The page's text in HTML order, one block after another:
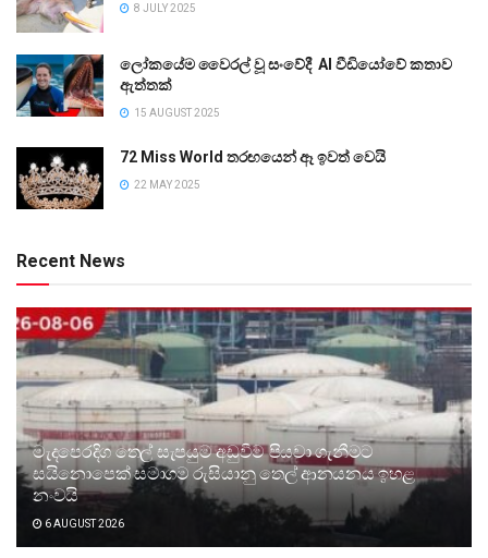
8 JULY 2025
ලෝකයේම වෛරල් වූ සංවේදී AI වීඩියෝවේ කතාව
ඇත්තක්
15 AUGUST 2025
72 Miss World තරඟයෙන් ඈ ඉවත් වෙයි
22 MAY 2025
Recent News
මැදපෙරදිග තෙල් සැපයුම අඩුවීම පියවා ගැනීමට
සයිනොපෙක් සමාගම රුසියානු තෙල් ආනයනය ඉහළ
නංවයි
6 AUGUST 2026